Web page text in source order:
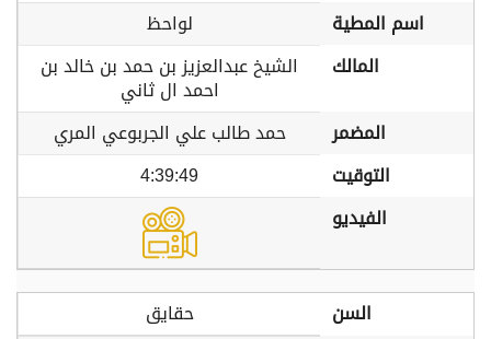
اسم المطية
لواحظ
المالك
الشيخ عبدالعزيز بن حمد بن خالد بن
احمد ال ثاني
المضمر
حمد طالب علي الجربوعي المري
التوقيت
4:39:49
الفيديو
السن
حقايق